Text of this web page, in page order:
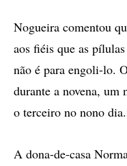
Nogueira comentou
aos fiéis que as
não é para engoli-lo.
durante a novena,
o terceiro no nono dia.
A dona-de-casa